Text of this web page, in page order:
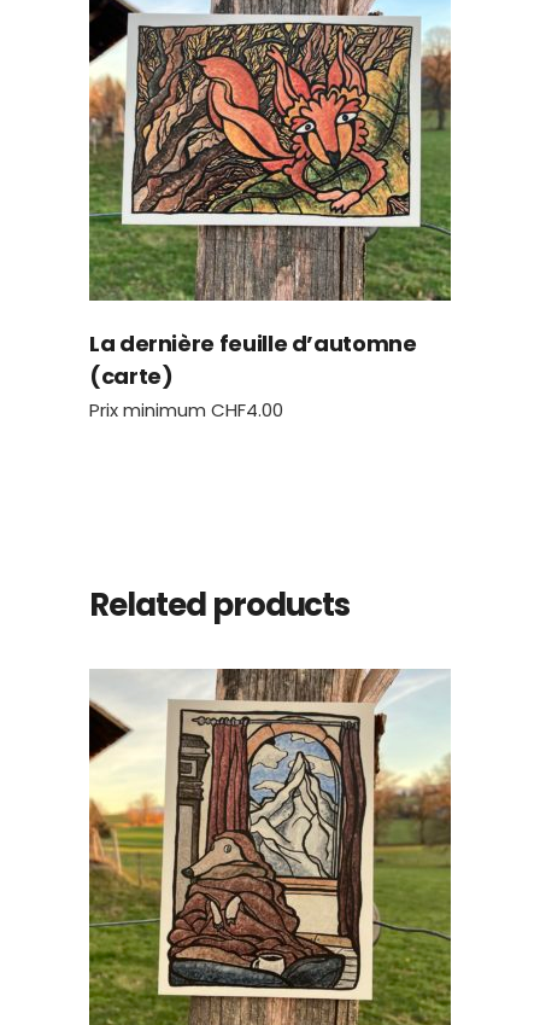
La dernière feuille d’automne
(carte)
Prix minimum CHF4.00
Related products